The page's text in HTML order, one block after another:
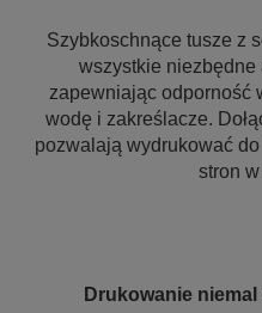
Szybkoschnące tusze z
wszystkie niezbędne
zapewniając odporność
wodę i zakreślacze.
pozwalają wydrukować
stron
Drukowanie